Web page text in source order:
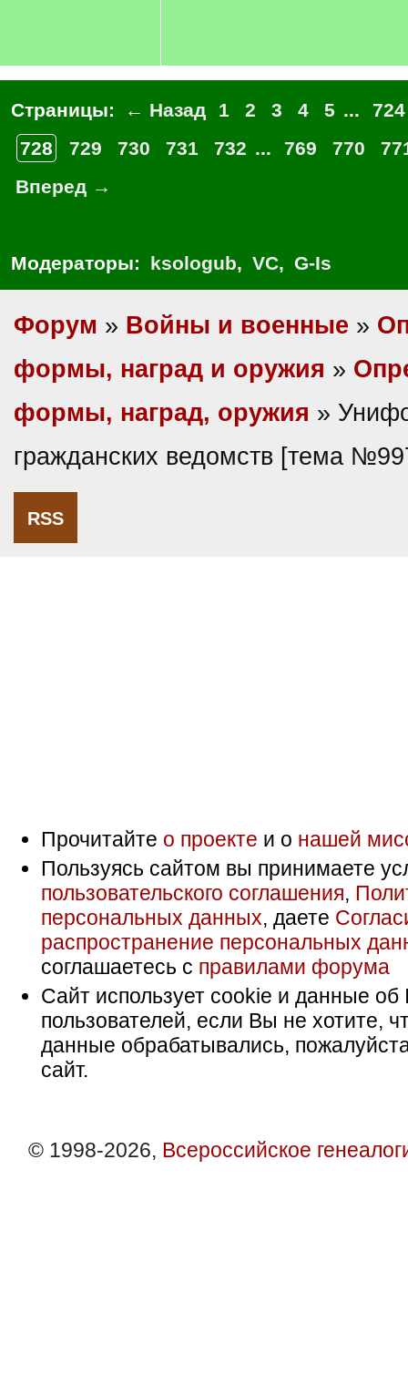
Страницы: ← Назад 1 2 3 4 5 ...
724
728
729 730 731 732 ... 769 770
Вперед →
Модераторы: ksologub, VC, G-Is
Форум » Войны и военные »
формы, наград и оружия »
формы, наград, оружия »
гражданских ведомств [тема
RSS
Прочитайте о проекте и о нашей
Пользуясь сайтом вы принимаете
пользовательского соглашения,
персональных данных, даете
распространение персональных
соглашаетесь с правилами форума
Сайт использует cookie и данные об
пользователей, если Вы не хотите,
данные обрабатывались,
сайт.
© 1998-2026, Всероссийское